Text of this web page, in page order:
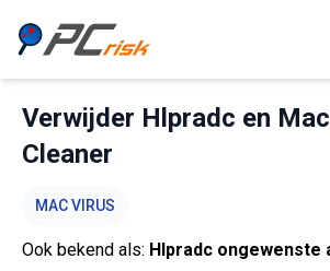
Verwijder Hlpradc en
Cleaner
MAC VIRUS
Ook bekend als: Hlpradc ongewenste